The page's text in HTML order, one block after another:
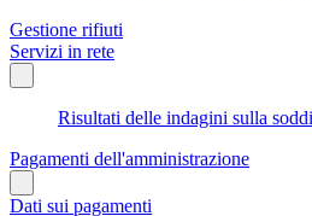
Gestione rifiuti
Servizi in rete
Risultati delle indagini sulla
Pagamenti dell'amministrazione
Dati sui pagamenti